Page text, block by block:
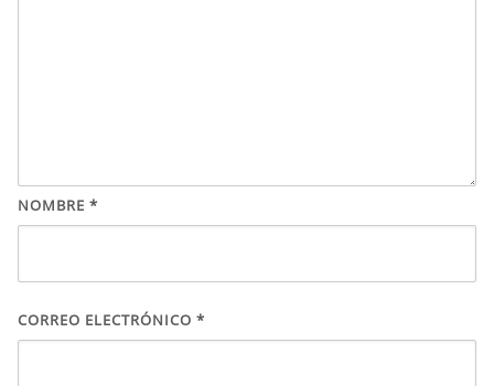
NOMBRE *
CORREO ELECTRÓNICO *